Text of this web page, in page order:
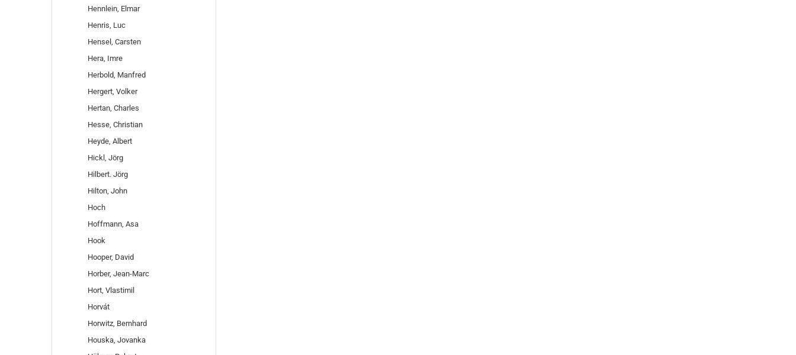
Hennlein, Elmar
Henris, Luc
Hensel, Carsten
Hera, Imre
Herbold, Manfred
Hergert, Volker
Hertan, Charles
Hesse, Christian
Heyde, Albert
Hickl, Jörg
Hilbert. Jörg
Hilton, John
Hoch
Hoffmann, Asa
Hook
Hooper, David
Horber, Jean-Marc
Hort, Vlastimil
Horvát
Horwitz, Bernhard
Houska, Jovanka